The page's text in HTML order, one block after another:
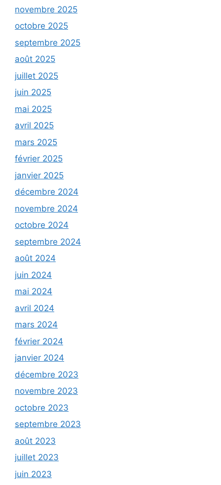
novembre 2025
octobre 2025
septembre 2025
août 2025
juillet 2025
juin 2025
mai 2025
avril 2025
mars 2025
février 2025
janvier 2025
décembre 2024
novembre 2024
octobre 2024
septembre 2024
août 2024
juin 2024
mai 2024
avril 2024
mars 2024
février 2024
janvier 2024
décembre 2023
novembre 2023
octobre 2023
septembre 2023
août 2023
juillet 2023
juin 2023